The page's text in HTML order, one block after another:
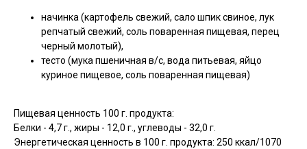
начинка (картофель свежий, сало шпик свиное, лук
репчатый свежий, соль поваренная пищевая, перец
черный молотый),
тесто (мука пшеничная в/с, вода питьевая, яйцо
куриное пищевое, соль поваренная пищевая)
Пищевая ценность 100 г. продукта:
Белки - 4,7 г., жиры - 12,0 г., углеводы - 32,0 г.
Энергетическая ценность в 100 г. продукта: 250 ккал/1070